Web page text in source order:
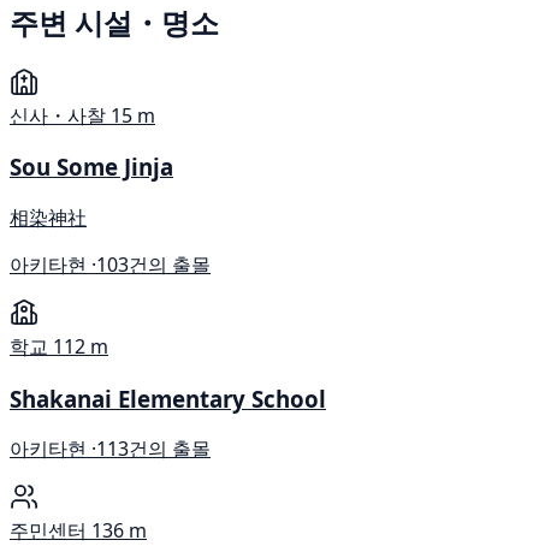
주변 시설・명소
신사・사찰 15 m
Sou Some Jinja
相染神社
아키타현 ·103건의 출몰
학교 112 m
Shakanai Elementary School
아키타현 ·113건의 출몰
주민센터 136 m